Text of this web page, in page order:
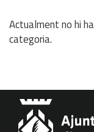
Actualment no hi
categoria.